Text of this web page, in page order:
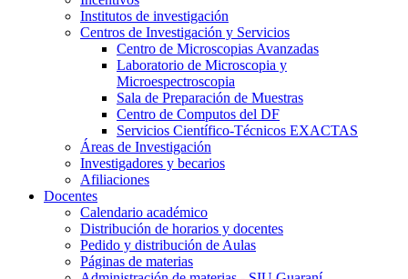
Institutos de investigación
Centros de Investigación y Servicios
Centro de Microscopias Avanzadas
Laboratorio de Microscopia y
Microespectroscopia
Sala de Preparación de Muestras
Centro de Computos del DF
Servicios Científico-Técnicos EXACTAS
Áreas de Investigación
Investigadores y becarios
Afiliaciones
Docentes
Calendario académico
Distribución de horarios y docentes
Pedido y distribución de Aulas
Páginas de materias